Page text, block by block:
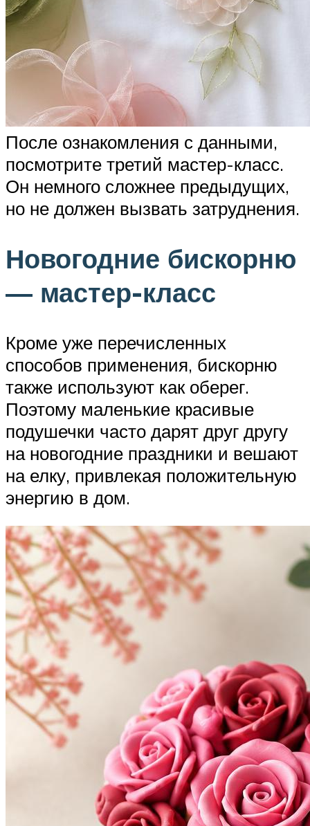
После ознакомления с данными,
посмотрите третий мастер-класс.
Он немного сложнее предыдущих,
но не должен вызвать затруднения.
Новогодние бискорню
— мастер-класс
Кроме уже перечисленных
способов применения, бискорню
также используют как оберег.
Поэтому маленькие красивые
подушечки часто дарят друг другу
на новогодние праздники и вешают
на елку, привлекая положительную
энергию в дом.